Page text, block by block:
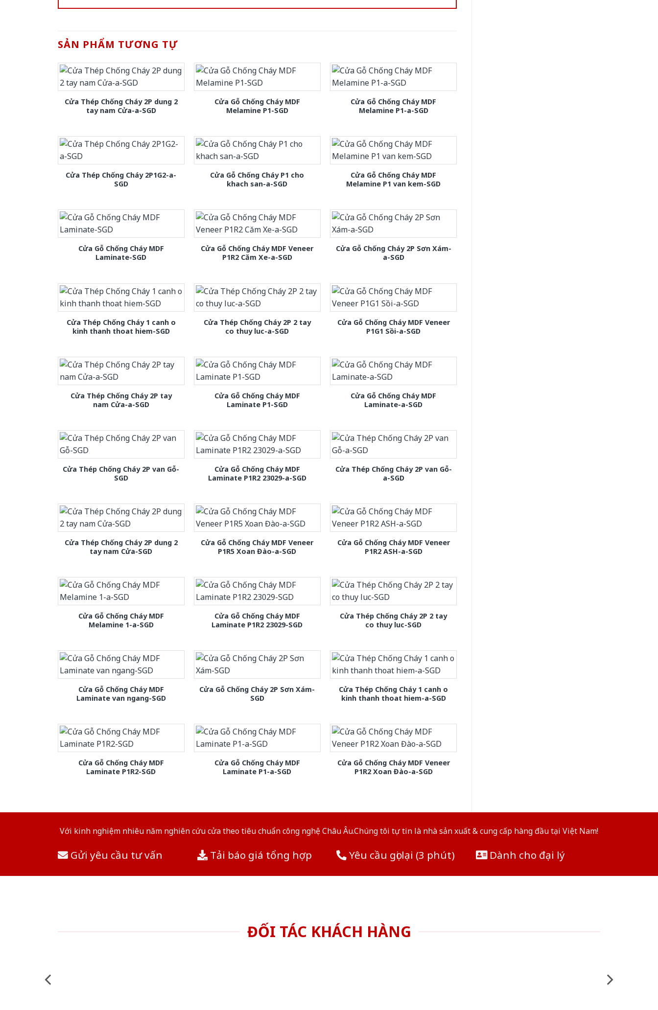
SẢN PHẨM TƯƠNG TỰ
Cửa Thép Chống Cháy 2P dung 2
tay nam Cửa-a-SGD
Cửa Gỗ Chống Cháy MDF
Melamine P1-SGD
Cửa Gỗ Chống Cháy MDF
Melamine P1-a-SGD
Cửa Thép Chống Cháy 2P1G2-a-
SGD
Cửa Gỗ Chống Cháy P1 cho
khach san-a-SGD
Cửa Gỗ Chống Cháy MDF
Melamine P1 van kem-SGD
Cửa Gỗ Chống Cháy MDF
Laminate-SGD
Cửa Gỗ Chống Cháy MDF Veneer
P1R2 Căm Xe-a-SGD
Cửa Gỗ Chống Cháy 2P Sơn Xám-
a-SGD
Cửa Thép Chống Cháy 1 canh o
kinh thanh thoat hiem-SGD
Cửa Thép Chống Cháy 2P 2 tay
co thuy luc-a-SGD
Cửa Gỗ Chống Cháy MDF Veneer
P1G1 Sồi-a-SGD
Cửa Thép Chống Cháy 2P tay
nam Cửa-a-SGD
Cửa Gỗ Chống Cháy MDF
Laminate P1-SGD
Cửa Gỗ Chống Cháy MDF
Laminate-a-SGD
Cửa Thép Chống Cháy 2P van Gỗ-
SGD
Cửa Gỗ Chống Cháy MDF
Laminate P1R2 23029-a-SGD
Cửa Thép Chống Cháy 2P van Gỗ-
a-SGD
Cửa Thép Chống Cháy 2P dung 2
tay nam Cửa-SGD
Cửa Gỗ Chống Cháy MDF Veneer
P1R5 Xoan Đào-a-SGD
Cửa Gỗ Chống Cháy MDF Veneer
P1R2 ASH-a-SGD
Cửa Gỗ Chống Cháy MDF
Melamine 1-a-SGD
Cửa Gỗ Chống Cháy MDF
Laminate P1R2 23029-SGD
Cửa Thép Chống Cháy 2P 2 tay
co thuy luc-SGD
Cửa Gỗ Chống Cháy MDF
Laminate van ngang-SGD
Cửa Gỗ Chống Cháy 2P Sơn Xám-
SGD
Cửa Thép Chống Cháy 1 canh o
kinh thanh thoat hiem-a-SGD
Cửa Gỗ Chống Cháy MDF
Laminate P1R2-SGD
Cửa Gỗ Chống Cháy MDF
Laminate P1-a-SGD
Cửa Gỗ Chống Cháy MDF Veneer
P1R2 Xoan Đào-a-SGD
Với kinh nghiệm nhiêu năm nghiên cứu cửa theo tiêu chuẩn công nghệ Châu Âu.Chúng tôi tự tin là nhà sản xuất & cung cấp hàng đầu tại Việt Nam!
Gửi yêu cầu tư vấn Tải báo giá tổng hợp Yêu cầu gọi lại (3 phút) Dành cho đại lý
ĐỐI TÁC KHÁCH HÀNG